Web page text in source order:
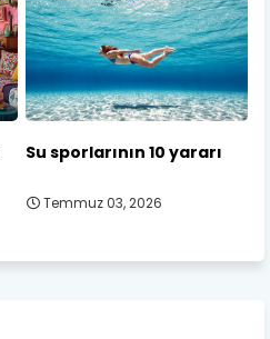
Su sporlarının 10 yararı
Temmuz 03, 2026